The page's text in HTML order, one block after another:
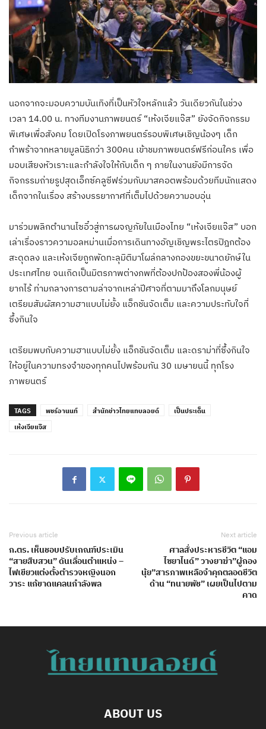
นอกจากจะมอบความบันเทิงที่เป็นหัวใจหลักแล้ว วันเดียวกันในช่วง
เวลา 14.00 น. ทางทีมงานภาพยนตร์ “เห้งเจียแจ๊ส” ยังจัดกิจกรรม
พิเศษเพื่อสังคม โดยเปิดโรงภาพยนตร์รอบพิเศษเชิญน้องๆ เด็ก
กำพร้าจากหลายมูลนิธิกว่า 300คน เข้าชมภาพยนตร์ฟรีก่อนใคร เพื่อ
มอบเสียงหัวเราะและกำลังใจให้กับเด็ก ๆ ภายในงานยังมีการจัด
กิจกรรมถ่ายรูปสุดเอ็กซ์คลูซีฟร่วมกับมาสคอตพร้อมด้วยทีมนักแสดง
เด็กจากในเรื่อง สร้างบรรยากาศที่เต็มไปด้วยความอบอุ่น
มาร่วมพลิกตำนานไซอิ๋วสู่การผจญภัยในเมืองไทย “เห้งเจียแจ๊ส” บอก
เล่าเรื่องราวความอลหม่านเมื่อการเดินทางอัญเชิญพระไตรปิฎกต้อง
สะดุดลง และเห้งเจียถูกพัดทะลุมิติมาโผล่กลางกองขยะขนาดยักษ์ใน
ประเทศไทย จนเกิดเป็นมิตรภาพต่างภพที่ต้องปกป้องสองพี่น้องผู้
ยากไร้ ท่ามกลางการตามล่าจากเหล่าปีศาจที่ตามมาถึงโลกมนุษย์
เตรียมสัมผัสความฮาแบบไม่ยั้ง แอ็กชันจัดเต็ม และความประทับใจที่
ซึ้งกินใจ
เตรียมพบกับความฮาแบบไม่ยั้ง แอ็กชันจัดเต็ม และดราม่าที่ซึ้งกินใจ
ให้อยู่ในความทรงจำของทุกคนไปพร้อมกัน 30 เมษายนนี้ ทุกโรง
ภาพยนตร์
TAGS พชร์อานนท์ สำนักข่าวไทยแทบลอยด์
เป็นประเด็น
เห้งเจียแจ๊ส
Previous article
ก.ตร. เห็นชอบปรับเกณฑ์ประเมิน
“สายสืบสวน” ดันเลื่อนตำแหน่ง –
ไฟเขียวแต่งตั้งตำรวจหญิงนอก
วาระ แก้ขาดแคลนกำลังพล
Next article
ศาลสั่งประหารชีวิต “แอม
ไซยาไนด์” วางยาฆ่า”ผู้กอง
นุ้ย”สารภาพเหลือจำคุกตลอดชีวิต
ด้าน “ทนายพัช” เผยเป็นไปตาม
คาด
ABOUT US